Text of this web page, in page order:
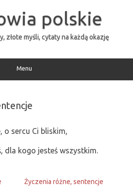
polskie
złote myśli, cytaty na każdą okazję
Menu
o sercu Ci bliskim,
dla kogo jesteś wszystkim.
Życzenia różne, sentencje